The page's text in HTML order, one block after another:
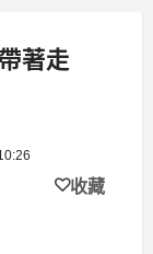
著走
收藏